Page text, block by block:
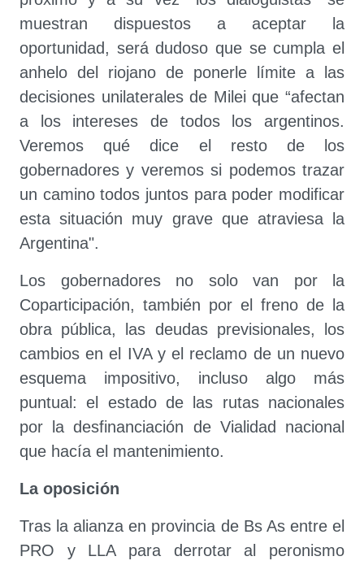
muestran dispuestos a aceptar la
oportunidad, será dudoso que se cumpla el
anhelo del riojano de ponerle límite a las
decisiones unilaterales de Milei que “afectan
a los intereses de todos los argentinos.
Veremos qué dice el resto de los
gobernadores y veremos si podemos trazar
un camino todos juntos para poder modificar
esta situación muy grave que atraviesa la
Argentina".
Los gobernadores no solo van por la
Coparticipación, también por el freno de la
obra pública, las deudas previsionales, los
cambios en el IVA y el reclamo de un nuevo
esquema impositivo, incluso algo más
puntual: el estado de las rutas nacionales
por la desfinanciación de Vialidad nacional
que hacía el mantenimiento.
La oposición
Tras la alianza en provincia de Bs As entre el
PRO y LLA para derrotar al peronismo